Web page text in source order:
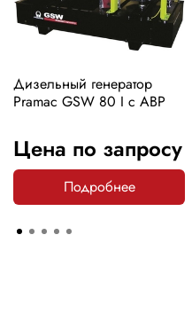
Дизельный генератор
Pramac GSW 80 I с АВР
Цена по запросу
Подробнее